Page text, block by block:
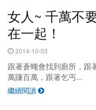
女人~ 千萬不
在一起！
2014-10-03
跟著蒼蠅會找到廁所，跟
萬賺百萬，跟著乞丐...
繼續閱讀